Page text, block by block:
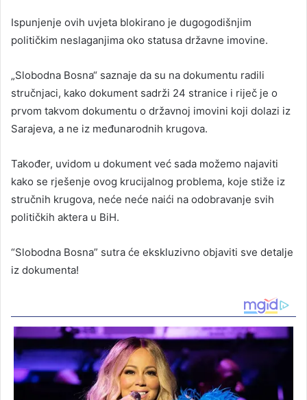
Ispunjenje ovih uvjeta blokirano je dugogodišnjim
političkim neslaganjima oko statusa državne imovine.
„Slobodna Bosna“ saznaje da su na dokumentu radili
stručnjaci, kako dokument sadrži 24 stranice i riječ je o
prvom takvom dokumentu o državnoj imovini koji dolazi iz
Sarajeva, a ne iz međunarodnih krugova.
Također, uvidom u dokument već sada možemo najaviti
kako se rješenje ovog krucijalnog problema, koje stiže iz
stručnih krugova, neće neće naići na odobravanje svih
političkih aktera u BiH.
“Slobodna Bosna” sutra će ekskluzivno objaviti sve detalje
iz dokumenta!